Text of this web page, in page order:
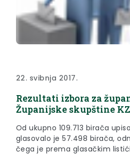
22. svibnja 2017.
Rezultati izbora za
Županijske skupštine
Od ukupno 109.713 birača
glasovalo je 57.498 birača,
čega je prema glasačkim